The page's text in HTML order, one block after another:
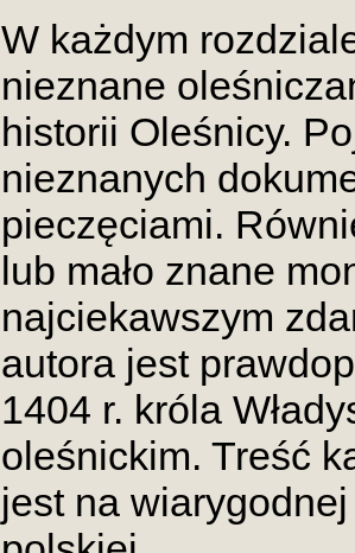
W każdym
nieznane
historii Oleśnicy.
nieznanych
pieczęciami.
lub mało znane
najciekawszym
autora jest
1404 r. króla
oleśnickim. Treść
jest na